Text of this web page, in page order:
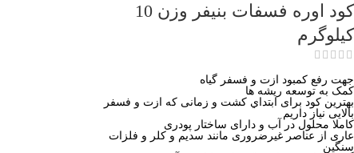
کود اوره فسفات بنیفر وزن 10
کیلوگرم
جهت رفع کمبود ازت و فسفر گیاه
کمک به توسعه ريشه ها
بهترين کود برای ابتداي كشت و زمانی كه ازت و فسفر
بالايی نياز داريم
كاملا محلول در آب و دارای ساختار پودری
عاری از عناصر غیرضروری مانند سديم و كلر و فلزات
سنگین